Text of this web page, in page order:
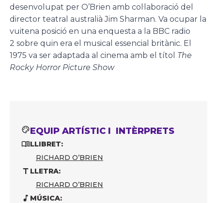
desenvolupat per O’Brien amb col·laboració del
director teatral australià Jim Sharman. Va ocupar la
vuitena posició en una enquesta a la BBC radio
2 sobre quin era el musical essencial britànic. El
1975 va ser adaptada al cinema amb el títol The
Rocky Horror Picture Show
EQUIP ARTÍSTIC I INTÈRPRETS
LLIBRET:
RICHARD O’BRIEN
LLETRA:
RICHARD O’BRIEN
MÚSICA: